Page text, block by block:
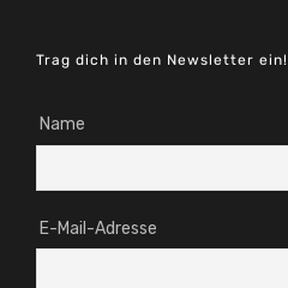
Trag dich in den Newsletter ein!
Name
E-Mail-Adresse